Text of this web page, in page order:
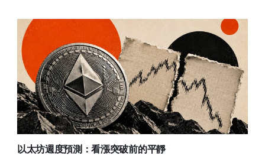
以太坊週度預測：看漲突破前的平靜